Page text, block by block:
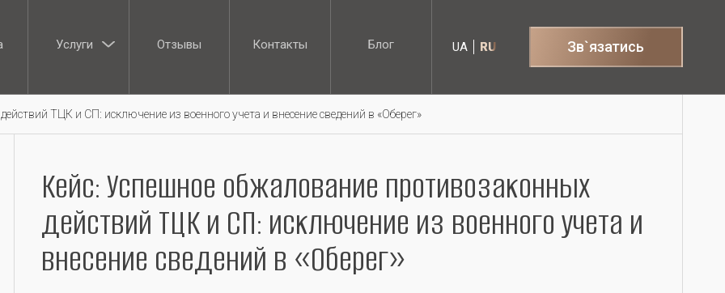
Услуги
Отзывы
Контакты
Блог
RU
UA Зв`язатись
ТЦК и СП: исключение из военного учета и внесение сведений в «Оберег»
Кейс: Успешное обжалование противозаконных
действий ТЦК и СП: исключение из военного учета и
внесение сведений в «Оберег»